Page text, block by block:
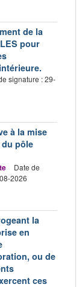
de la
pour
signature : 29-
à la mise
pôle
Date de
2026
la
en
ou de
ces